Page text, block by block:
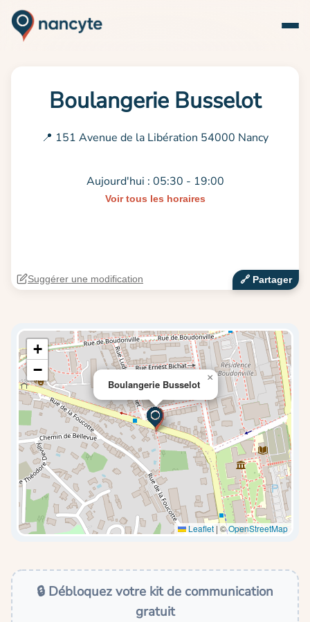
Boulangerie Busselot
📍 151 Avenue de la Libération 54000 Nancy
Aujourd'hui : 05:30 - 19:00
Voir tous les horaires
🔗‍️ Partager
Suggérer une modification
Boulangerie Busselot
×
+
−
Leaflet | ©OpenStreetMap
🔒 Débloquez votre kit de communication
gratuit